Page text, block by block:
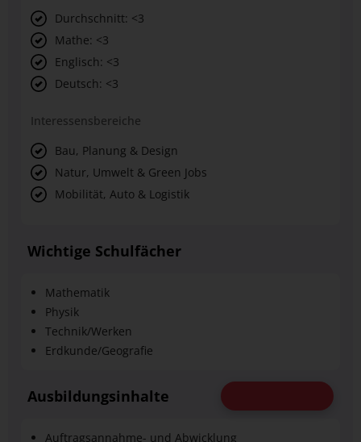
Durchschnitt: <3
Mathe: <3
Englisch: <3
Deutsch: <3
Interessensbereiche
Bau, Planung & Design
Natur, Umwelt & Green Jobs
Mobilität, Auto & Logistik
Wichtige Schulfächer
Mathematik
Physik
Technik/Werken
Erdkunde/Geografie
Ausbildungsinhalte
Auftragsannahme- und Abwicklung